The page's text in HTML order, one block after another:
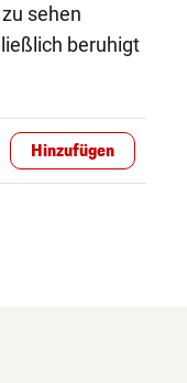
sehen
beruhigt
Hinzufügen